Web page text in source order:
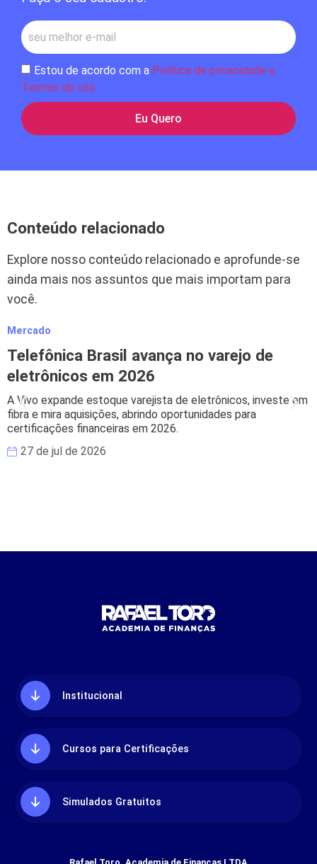
Estou de acordo com a Política de privacidade e
Termos de uso
Eu Quero
Conteúdo relacionado
Explore nosso conteúdo relacionado e aprofunde-se
ainda mais nos assuntos que mais importam para
você.
Mercado
Telefônica Brasil avança no varejo de
eletrônicos em 2026
A Vivo expande estoque varejista de eletrônicos, investe em
fibra e mira aquisições, abrindo oportunidades para
certificações financeiras em 2026.
27 de jul de 2026
Institucional
Cursos para Certificações
Simulados Gratuitos
Rafael Toro, Academia de Finanças LTDA